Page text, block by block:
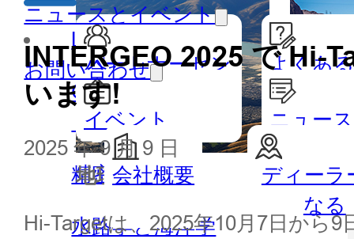
LiDAR
GISハンドヘルドとタブレッ
ト
精密農業
水路学と海洋学
地理空間 水路
パートナーセン
ター
よくあ
ニュースとイベント
イベント ニュース
お問い合わせ
会社概要
ディーラ
なる
INTERGEO 2025 で Hi-
います!
2025 年 9 月 9 日
Hi-Targetは、2025年10月7日から